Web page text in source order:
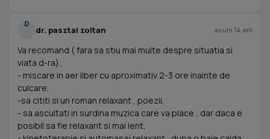
D
dr. pasztai zoltan acum 14 ani
Va recomand ( fara sa stiu mai multe despre situatia si
viata d-ra) ,
- miscare in aer liber cu aproximativ 2-3 ore inainte de
culcare,
-sa cititi si un roman relaxant , poezii,
- sa ascultati in surdina muzica care va place , dar daca e
posibil sa fie relaxant si mai lent,